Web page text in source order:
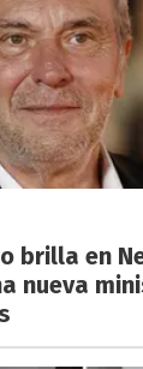
brilla en
nueva